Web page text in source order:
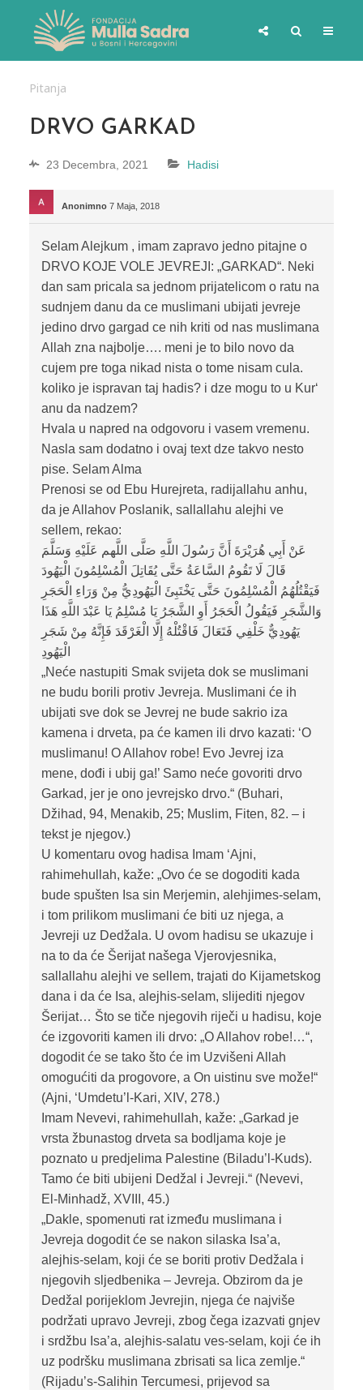
Pitanja
DRVO GARKAD
23 Decembra, 2021 Hadisi
Anonimno 7 Maja, 2018
Selam Alejkum , imam zapravo jedno pitajne o
DRVO KOJE VOLE JEVREJI: „GARKAD“. Neki
dan sam pricala sa jednom prijatelicom o ratu na
sudnjem danu da ce muslimani ubijati jevreje
jedino drvo gargad ce nih kriti od nas muslimana
Allah zna najbolje…. meni je to bilo novo da
cujem pre toga nikad nista o tome nisam cula.
koliko je ispravan taj hadis? i dze mogu to u Kur‘
anu da nadzem?
Hvala u napred na odgovoru i vasem vremenu.
Nasla sam dodatno i ovaj text dze takvo nesto
pise. Selam Alma
Prenosi se od Ebu Hurejreta, radijallahu anhu,
da je Allahov Poslanik, sallallahu alejhi ve
sellem, rekao:
عَنْ أَبِي هُرَيْرَةَ أَنَّ رَسُولَ اللَّهِ صَلَّى اللَّهم عَلَيْهِ وَسَلَّمَ
قَالَ لَا تَقُومُ السَّاعَةُ حَتَّى يُقَاتِلَ الْمُسْلِمُونَ الْيَهُودَ
فَيَقْتُلُهُمُ الْمُسْلِمُونَ حَتَّى يَخْتَبِئَ الْيَهُودِيُّ مِنْ وَرَاءِ الْحَجَرِ
وَالشَّجَرِ فَيَقُولُ الْحَجَرُ أَوِ الشَّجَرُ يَا مُسْلِمُ يَا عَبْدَ اللَّهِ هَذَا
يَهُودِيٌّ خَلْفِي فَتَعَالَ فَاقْتُلْهُ إِلَّا الْغَرْقَدَ فَإِنَّهُ مِنْ شَجَرِ
الْيَهُودِ
„Neće nastupiti Smak svijeta dok se muslimani
ne budu borili protiv Jevreja. Muslimani će ih
ubijati sve dok se Jevrej ne bude sakrio iza
kamena i drveta, pa će kamen ili drvo kazati: ‘O
muslimanu! O Allahov robe! Evo Jevrej iza
mene, dođi i ubij ga!’ Samo neće govoriti drvo
Garkad, jer je ono jevrejsko drvo.“ (Buhari,
Džihad, 94, Menakib, 25; Muslim, Fiten, 82. – i
tekst je njegov.)
U komentaru ovog hadisa Imam ‘Ajni,
rahimehullah, kaže: „Ovo će se dogoditi kada
bude spušten Isa sin Merjemin, alehjimes-selam,
i tom prilikom muslimani će biti uz njega, a
Jevreji uz Dedžala. U ovom hadisu se ukazuje i
na to da će Šerijat našega Vjerovjesnika,
sallallahu alejhi ve sellem, trajati do Kijametskog
dana i da će Isa, alejhis-selam, slijediti njegov
Šerijat… Što se tiče njegovih riječi u hadisu, koje
će izgovoriti kamen ili drvo: „O Allahov robe!…“,
dogodit će se tako što će im Uzvišeni Allah
omogućiti da progovore, a On uistinu sve može!“
(Ajni, ‘Umdetu’l-Kari, XIV, 278.)
Imam Nevevi, rahimehullah, kaže: „Garkad je
vrsta žbunastog drveta sa bodljama koje je
poznato u predjelima Palestine (Biladu’l-Kuds).
Tamo će biti ubijeni Dedžal i Jevreji.“ (Nevevi,
El-Minhadž, XVIII, 45.)
„Dakle, spomenuti rat između muslimana i
Jevreja dogodit će se nakon silaska Isa’a,
alejhis-selam, koji će se boriti protiv Dedžala i
njegovih sljedbenika – Jevreja. Obzirom da je
Dedžal porijeklom Jevrejin, njega će najviše
podržati upravo Jevreji, zbog čega izazvati gnjev
i srdžbu Isa’a, alejhis-salatu ves-selam, koji će ih
uz podršku muslimana zbrisati sa lica zemlje.“
(Rijadu’s-Salihin Tercumesi, prijevod sa